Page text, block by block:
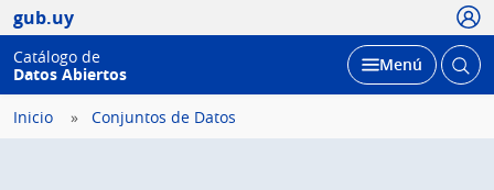
gub.uy
Catálogo de
Datos Abiertos
Desplegar
Menú Abrir
Inicio Conjuntos de Datos